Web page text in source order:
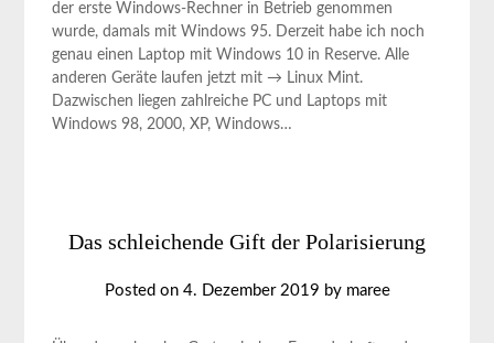
der erste Windows-Rechner in Betrieb genommen
wurde, damals mit Windows 95. Derzeit habe ich noch
genau einen Laptop mit Windows 10 in Reserve. Alle
anderen Geräte laufen jetzt mit → Linux Mint.
Dazwischen liegen zahlreiche PC und Laptops mit
Windows 98, 2000, XP, Windows…
Das schleichende Gift der Polarisierung
Posted on 4. Dezember 2019 by maree